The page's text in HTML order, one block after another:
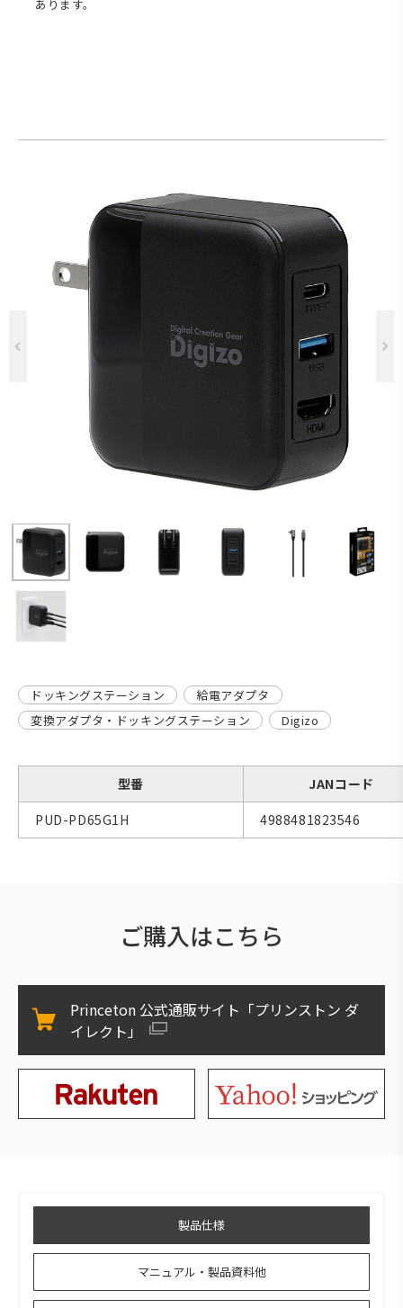
あります。
ドッキングステーション
給電アダプタ
変換アダプタ・ドッキングステーション
Digizo
型番
JANコード
PUD-PD65G1H
4988481823546
ご購入はこちら
Princeton 公式通販サイト「プリンストン ダ
イレクト」
製品仕様
マニュアル・製品資料他